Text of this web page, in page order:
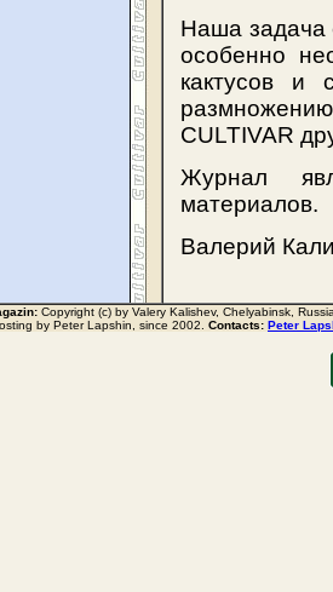
Наша задача
особенно
кактусов и
CULTIVAR
Журнал
материалов.
Валерий
Copyright (c) by Valery Kalishev, Chelyabinsk,
by Peter Lapshin, since 2002. Contacts: Peter